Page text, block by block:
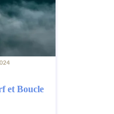
et Boucle